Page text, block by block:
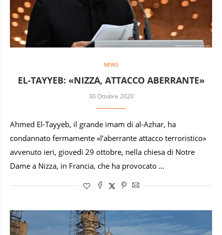
NEWS
EL-TAYYEB: «NIZZA, ATTACCO ABERRANTE»
30 Ottobre 2020
Ahmed El-Tayyeb, il grande imam di al-Azhar, ha
condannato fermamente «l’aberrante attacco terroristico»
avvenuto ieri, giovedì 29 ottobre, nella chiesa di Notre
Dame a Nizza, in Francia, che ha provocato …